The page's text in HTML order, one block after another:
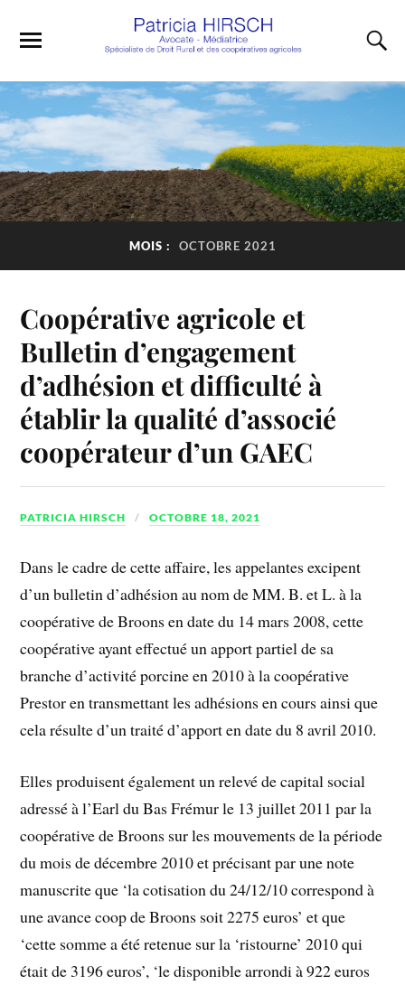
MOIS : OCTOBRE 2021
Coopérative agricole et
Bulletin d’engagement
d’adhésion et difficulté à
établir la qualité d’associé
coopérateur d’un GAEC
PATRICIA HIRSCH OCTOBRE 18, 2021
Dans le cadre de cette affaire, les appelantes excipent
d’un bulletin d’adhésion au nom de MM. B. et L. à la
coopérative de Broons en date du 14 mars 2008, cette
coopérative ayant effectué un apport partiel de sa
branche d’activité porcine en 2010 à la coopérative
Prestor en transmettant les adhésions en cours ainsi que
cela résulte d’un traité d’apport en date du 8 avril 2010.
Elles produisent également un relevé de capital social
adressé à l’Earl du Bas Frémur le 13 juillet 2011 par la
coopérative de Broons sur les mouvements de la période
du mois de décembre 2010 et précisant par une note
manuscrite que ‘la cotisation du 24/12/10 correspond à
une avance coop de Broons soit 2275 euros’ et que
‘cette somme a été retenue sur la ‘ristourne’ 2010 qui
était de 3196 euros’, ‘le disponible arrondi à 922 euros